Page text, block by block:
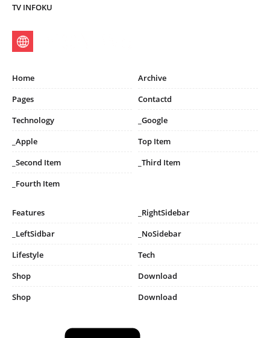
TV INFOKU
Home
Archive
Pages
Contactd
Technology
_Google
_Apple
Top Item
_Second Item
_Third Item
_Fourth Item
Features
_RightSidebar
_LeftSidbar
_NoSidebar
Lifestyle
Tech
Shop
Download
Shop
Download